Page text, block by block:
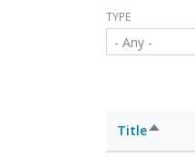
TYPE
- Any -
TitleSort